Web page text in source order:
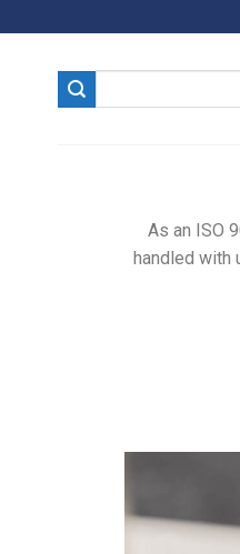
As an ISO
handled with